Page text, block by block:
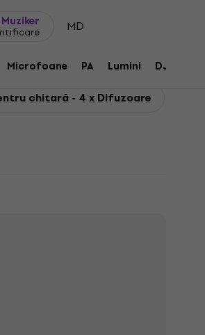
MD
Microfoane PA Lumini DJ
chitară - 4 x Difuzoare